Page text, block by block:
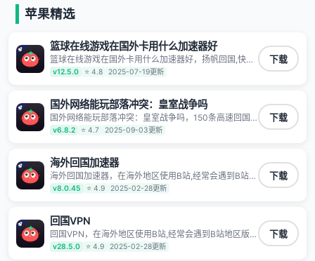
等主流网站应用解除限制，带你穿梭加速回国。目前已
有上百万用户，用户整体好评95%以上，一对一在线客
苹果精选
篮球在线游戏在国外卡用什么加速器好
篮球在线游戏在国外卡用什么加速器好，扬帆回国,快人
一步 1100万海外华人都在用的音乐视频回国加速器
Android iOS Windows Mac TV VIP 支持多种加速场景
锁加速腾讯视频、爱奇艺、哔哩哔哩和优酷视频,在国外
也能畅快追剧!
v12.5.0 ⭐ 4.8 2025-07-19更新
下载
国外网络能玩部落冲突：皇室战争吗
国外网络能玩部落冲突：皇室战争吗，150条高速回国
线路 自有高速中转节点 无需注册 一键连接 提供高速线
路 应用内直达视频音乐app,快人一步 应用模式 App互不
时确保数据不泄露 阻止第三方对数据进行窃取和监听
v6.8.2 ⭐ 4.7 2025-09-03更新
下载
海外回国加速器
海外回国加速器，在海外地区使用B站,经常会遇到B站地
区版权限制/网络IP屏蔽,缓冲卡顿等问题,使用我们的哔
哩哔哩专用回国VPN,可加速解决各类网络问题,一键网络
7*24小时服务。
v8.0.45 ⭐ 4.9 2025-02-28更新
下载
回国VPN
回国VPN，在海外地区使用B站,经常会遇到B站地区版权
限制/网络IP屏蔽,缓冲卡顿等问题,使用我们的哔哩哔哩
专用回国VPN,可加速解决各类网络问题,一键网络回国,
v28.5.0 ⭐ 4.9 2025-02-28更新
下载